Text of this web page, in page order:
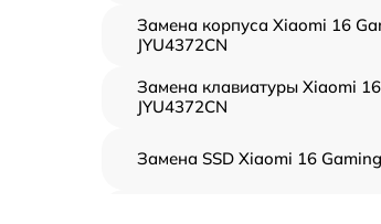
Замена корпуса Xiaomi 16
JYU4372CN
Замена клавиатуры Xiaomi
JYU4372CN
Замена SSD Xiaomi 16